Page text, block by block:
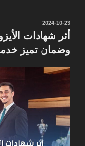
نُشر
في
2024-10-23
أثر شهادات
وضمان تميز